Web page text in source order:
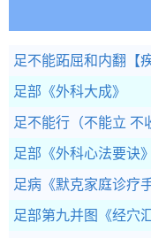
足不能跖屈和内翻 【
足部 《外科大成》
足不能行（不能立 不
足部 《外科心法要诀》
足病 《默克家庭诊疗
足部第九并图 《经穴